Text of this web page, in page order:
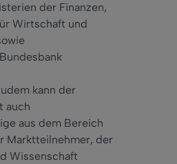
der Finanzen,
Wirtschaft und
kann der
auch
aus dem Bereich
Marktteilnehmer, der
Wissenschaft